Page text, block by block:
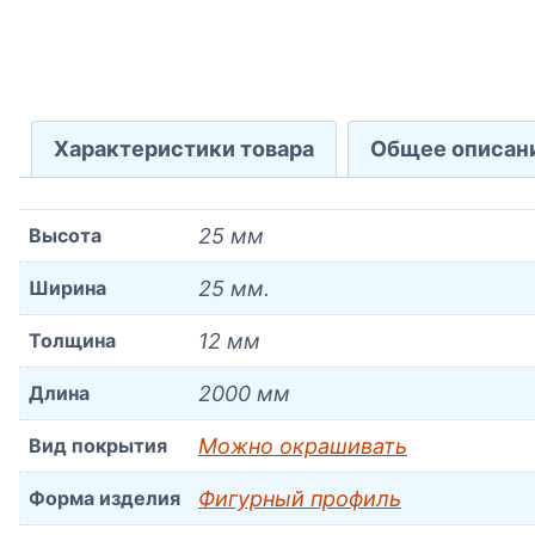
Характеристики товара Общее
Высота 25 мм
Ширина 25 мм.
Толщина 12 мм
Длина 2000 мм
Вид покрытия Можно окрашивать
Форма изделия Фигурный профиль